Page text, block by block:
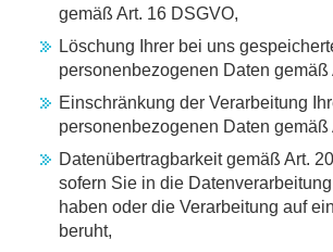
gemäß Art. 16 DSGVO,
Löschung Ihrer bei uns
personenbezogenen Daten gemäß
Einschränkung der Verarbeitung
personenbezogenen Daten gemäß
Datenübertragbarkeit gemäß Art.
sofern Sie in die
haben oder die Verarbeitung auf
beruht,